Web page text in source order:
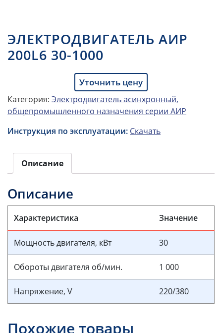
ЭЛЕКТРОДВИГАТЕЛЬ АИР
200L6 30-1000
Уточнить цену
Категория: Электродвигатель асинхронный,
общепромышленного назначения серии АИР
Инструкция по эксплуатации: Скачать
Описание
Описание
Характеристика Значение
Мощность двигателя, кВт 30
Обороты двигателя об/мин. 1 000
Напряжение, V 220/380
Похожие товары